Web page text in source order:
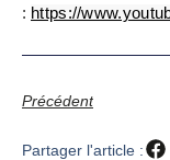
: https://
Précédent
Partager l'article :